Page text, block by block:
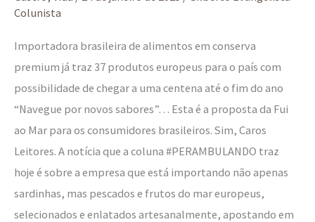
Colunista
Importadora brasileira de alimentos em conserva
premium já traz 37 produtos europeus para o país com
possibilidade de chegar a uma centena até o fim do ano
“Navegue por novos sabores”… Esta é a proposta da Fui
ao Mar para os consumidores brasileiros. Sim, Caros
Leitores. A notícia que a coluna #PERAMBULANDO traz
hoje é sobre a empresa que está importando não apenas
sardinhas, mas pescados e frutos do mar europeus,
selecionados e enlatados artesanalmente, apostando em